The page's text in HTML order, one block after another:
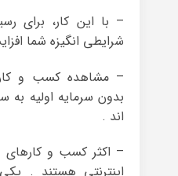
– با این کار، برای
شرایطی انگیزه شما
– مشاهده کسب و
بدون سرمایه اولیه به
اند .
– اکثر کسب و
اینترنتی هستند .